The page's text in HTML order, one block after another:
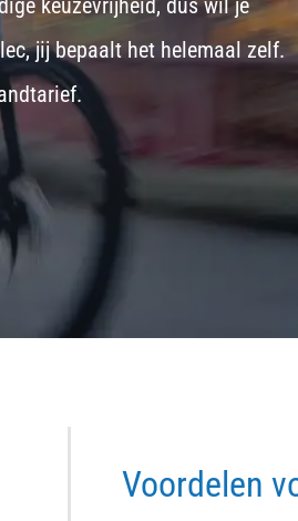
keuzevrijheid, dus wil je
, jij bepaalt het helemaal zelf.
Voordelen